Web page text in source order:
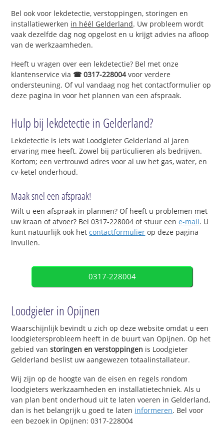
Bel ook voor lekdetectie, verstoppingen, storingen en
installatiewerken in héél Gelderland. Uw probleem wordt
vaak dezelfde dag nog opgelost en u krijgt advies na afloop
van de werkzaamheden.
Heeft u vragen over een lekdetectie? Bel met onze
klantenservice via ☎ 0317-228004voor verdere
ondersteuning. Of vul vandaag nog het contactformulier op
deze pagina in voor het plannen van een afspraak.
Hulp bij lekdetectie in Gelderland?
Lekdetectie is iets wat Loodgieter Gelderland al jaren
ervaring mee heeft. Zowel bij particulieren als bedrijven.
Kortom; een vertrouwd adres voor al uw het gas, water, en
cv-ketel onderhoud.
Maak snel een afspraak!
Wilt u een afspraak in plannen? Of heeft u problemen met
uw kraan of afvoer? Bel 0317-228004 of stuur eene-mail. U
kunt natuurlijk ook hetcontactformulier op deze pagina
invullen.
0317-228004
Loodgieter in Opijnen
Waarschijnlijk bevindt u zich op deze website omdat u een
loodgietersprobleem heeft in de buurt van Opijnen. Op het
gebied vanstoringen en verstoppingen is Loodgieter
Gelderland beslist uw aangewezen totaalinstallateur.
Wij zijn op de hoogte van de eisen en regels rondom
loodgieters werkzaamheden en installatietechniek. Als u
van plan bent onderhoud uit te laten voeren in Gelderland,
dan is het belangrijk u goed te laten informeren. Bel voor
een bezoek in Opijnen: 0317-228004